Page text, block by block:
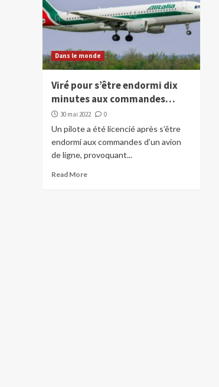
Dans le monde
Viré pour s’être endormi dix
minutes aux commandes…
30 mai 2022 0
Un pilote a été licencié après s’être
endormi aux commandes d’un avion
de ligne, provoquant...
Read More